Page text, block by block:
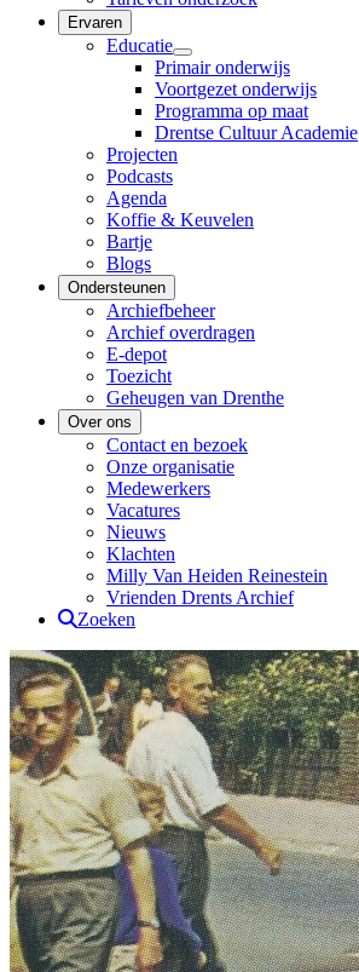
Ervaren
Educatie
Primair onderwijs
Voortgezet onderwijs
Programma op maat
Drentse Cultuur Academie
Projecten
Podcasts
Agenda
Koffie & Keuvelen
Bartje
Blogs
Ondersteunen
Archiefbeheer
Archief overdragen
E-depot
Toezicht
Geheugen van Drenthe
Over ons
Contact en bezoek
Onze organisatie
Medewerkers
Vacatures
Nieuws
Klachten
Milly Van Heiden Reinestein
Vrienden Drents Archief
Zoeken
Drents Archief